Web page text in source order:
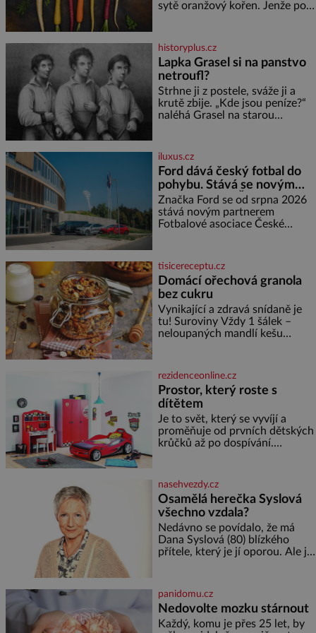
celá Austrálie s výjimkou
pobřežní oblasti.
sytě oranžový kořen. Jenže po
oranžová. Je fialová, žlutá, bílá,
někdy dokonce téměř černá. Až
díky stovkám let pečlivého
šlechtění se z ní stává zelenina,
bez které si českou zahradu ani
nedokážeme představit. Její
příběh je
historyplus.cz
Lapka Grasel si na panstvo
netroufl?
Strhne ji z postele, sváže ji a
krutě zbije. „Kde jsou peníze?“
naléhá Grasel na starou
nemůže, protože žádné nemá,
spokojí se lupič s několika
měďáky a štůčky látky. Zraněná
žena pár dní nato umírá. Je to
muž nebývale krutý. Jeho činy
budí hrůzu ještě dlouho po jeho
smrti
iluxus.cz
Ford dává český fotbal do
pohybu. Stává se novým
partnerem FAČR
Značka Ford se od srpna 2026
stává novým partnerem
Fotbalové asociace České
asociace, reprezentačních týmů
i českého fotbalu v regionech.
Partner
tisicereceptu.cz
Domácí ořechová granola
bez cukru
Vynikající a zdravá snídaně je
tu! Suroviny Vždy 1 šálek –
neloupaných mandlí kešu
semínek dýně rozinek 3 šálky
ovesných vloček 1 lžíce mlet
rezidenceonline.cz
Prostor, který roste s
dítětem
Je to svět, který se vyvíjí a
proměňuje od prvních dětských
krůčků až po dospívání.
soustředění i odpočinek a
reaguje na každou etapu života
a specifické potřeby dítěte. Pro
nejmenší je klíčová
jednoduchost, měkkost a
bezpečí, proto by pokoj
miminka měl působit především
nasehvezdy.cz
Osamělá herečka Syslová
všechno vzdala?
Nedávno se povídalo, že má
Dana Syslová (80) blízkého
přítele, který je jí oporou. Ale je
častěji mluví o svém odchodu.
Dohnala ji snad samota? Půs
panidomu.cz
Nedovolte mozku stárnout
Každý, komu je přes 25 let, by